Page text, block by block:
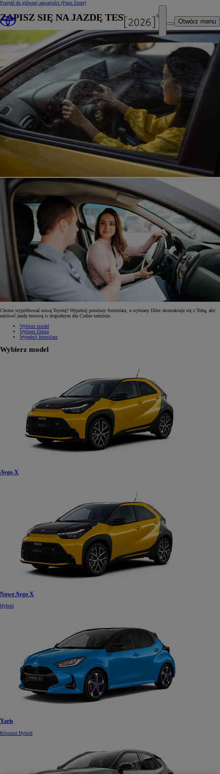
Przejdź do głównej zawartości (Press Enter)
Otwórz menu
ZAPISZ SIĘ NA JAZDĘ TESTOWĄ
Chcesz wypróbować nową Toyotę? Wypełnij poniższy formularz, a wybrany Diler skontaktuje się z Tobą, aby
umówić jazdę testową w dogodnym dla Ciebie terminie.
Wybierz model
Wybierz Dilera
Wypełnij formularz
Wybierz model
Aygo X
Nowe Aygo X
Hybrid
Yaris
Również Hybrid